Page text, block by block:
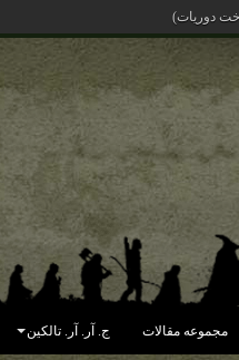
دوریات)
مجموعه مقالات ج. آر. آر. تالکین